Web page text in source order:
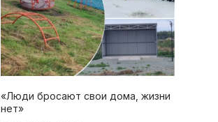
«Люди бросают свои дома, жизни
нет»